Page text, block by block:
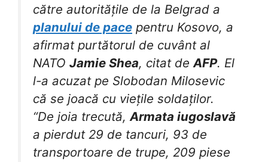
către autoritățile de la Belgrad a
planului de pace pentru Kosovo, a
afirmat purtătorul de cuvânt al
NATO Jamie Shea, citat deAFP. El
l-a acuzat pe Slobodan Milosevic
că se joacă cu viețile soldaților.
“De joia trecută,Armata iugoslavă
a pierdut 29 de tancuri, 93 de
transportoare de trupe, 209 piese